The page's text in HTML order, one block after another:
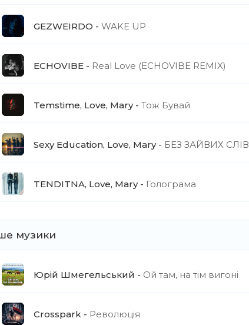
GEZWEIRDO WAKE UP
ECHOVIBE Real Love (ECHOVIBE REMIX)
Temstime, Love, Mary Тож Бувай
Sexy Education, Love, Mary БЕЗ ЗАЙВИХ СЛІВ
TENDITNA, Love, Mary Голограма
музики
Юрій Шмегельський Ой там, на тім вигоні
Crosspark Революція